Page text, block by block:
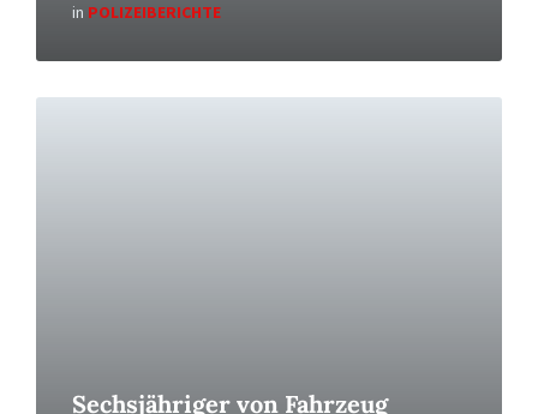
in POLIZEIBERICHTE
Sechsjähriger von Fahrzeug